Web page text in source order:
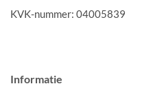
KVK-nummer: 04005839
Informatie